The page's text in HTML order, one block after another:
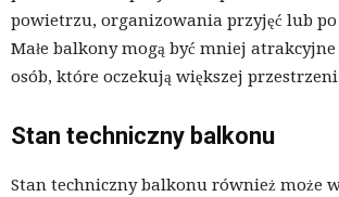
powietrzu, organizowania przyjęć lub
Małe balkony mogą być mniej
osób, które oczekują większej
Stan techniczny balkonu
Stan techniczny balkonu również może